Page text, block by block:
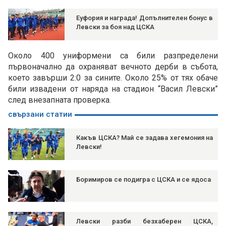
Еуфория и награда! Допълнителен бонус в
Левски за боя над ЦСКА
Около 400 униформени са били разпределени
първоначално да охраняват вечното дерби в събота,
което завърши 2:0 за сините. Около 25% от тях обаче
били извадени от наряда на стадион “Васил Левски”
след внезапната проверка.
свързани статии
Какъв ЦСКА? Май се задава хегемония на
Левски!
Боримиров се подигра с ЦСКА и се ядоса
Левски разби безхаберен ЦСКА,